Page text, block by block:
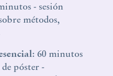
- sesión
métodos,
: 60 minutos
póster -